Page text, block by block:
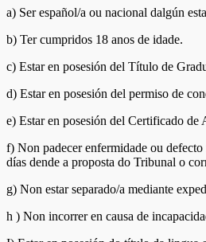
a) Ser español/a ou nacional dalgún
b) Ter cumpridos 18 anos de idade.
c) Estar en posesión del Título de
d) Estar en posesión del permiso de
e) Estar en posesión del Certificado
f) Non padecer enfermidade ou
días dende a proposta do Tribunal o
g) Non estar separado/a mediante
h ) Non incorrer en causa de